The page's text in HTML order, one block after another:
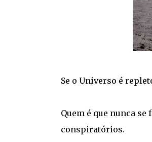
Se o Universo é
Quem é que nunca se
conspiratórios.